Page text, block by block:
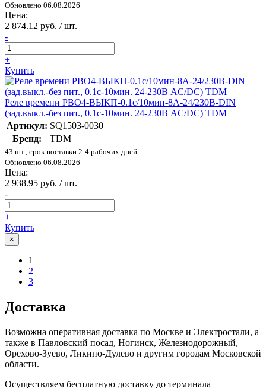
Обновлено 06.08.2026
Цена:
2 874.12 руб. / шт.
-
+
Купить
Реле времени РВО4-ВЫКП-0.1с/10мин-8А-24/230В-DIN
(зад.выкл.-без пит., 0.1с-10мин. 24-230В AC/DC) TDM
Артикул: SQ1503-0030
Бренд:
TDM
43 шт., срок поставки 2-4 рабочих дней
Обновлено 06.08.2026
Цена:
2 938.95 руб. / шт.
-
+
Купить
×
1
2
3
Доставка
Возможна оперативная доставка по Москве и Электростали, а
также в Павловский посад, Ногинск, Железнодорожный,
Орехово-Зуево, Ликино-Дулево и другим городам Московской
области.
Осуществляем бесплатную доставку до терминала